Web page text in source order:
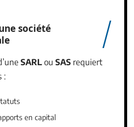
société
SARLou SAS requiert
:
en capital